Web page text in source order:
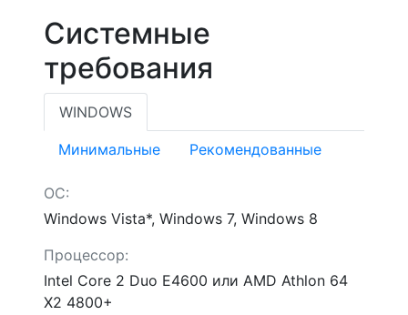
Системные
требования
WINDOWS
Минимальные Рекомендованные
ОС:
Windows Vista*, Windows 7, Windows 8
Процессор:
Intel Core 2 Duo E4600 или AMD Athlon 64
X2 4800+